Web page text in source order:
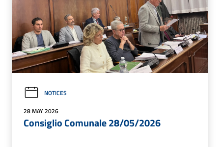
NOTICES
28 MAY 2026
Consiglio Comunale 28/05/2026